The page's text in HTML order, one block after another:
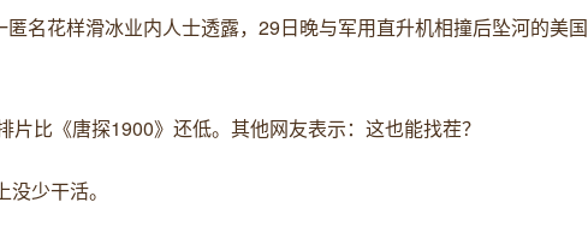
名花样滑冰业内人士透露，29日晚与军用直升机相撞后坠河的美国
比《唐探1900》还低。其他网友表示：这也能找茬？
少干活。